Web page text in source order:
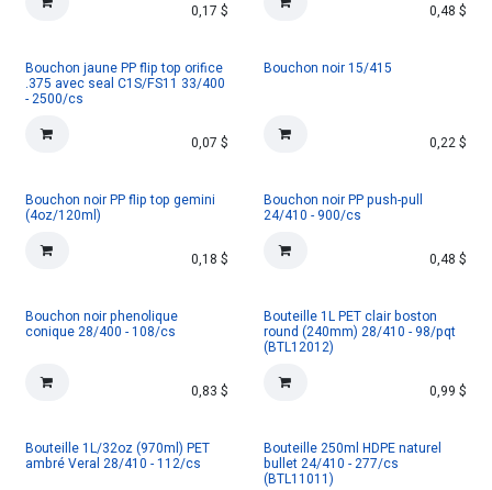
0,17 $ 0,48 $
Bouchon jaune PP flip top orifice
.375 avec seal C1S/FS11 33/400
- 2500/cs
0,07 $
Bouchon noir 15/415
0,22$
Bouchon noir PP flip top gemini
(4oz/120ml)
0,18 $
Bouchon noir PP push-pull
24/410 - 900/cs
0,48 $
Bouchon noir phenolique
conique 28/400 - 108/cs
0,83 $
Bouteille 1L PET clair boston
round (240mm) 28/410 - 98/pqt
(BTL12012)
0,99 $
Bouteille 1L/32oz (970ml) PET
ambré Veral 28/410 - 112/cs
Bouteille 250ml HDPE naturel
bullet 24/410 - 277/cs
(BTL11011)